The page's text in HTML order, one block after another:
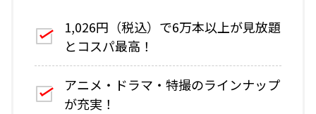
1,026円（税込）で6万本以上が見放題
とコスパ最高！
アニメ・ドラマ・特撮のラインナップ
が充実！